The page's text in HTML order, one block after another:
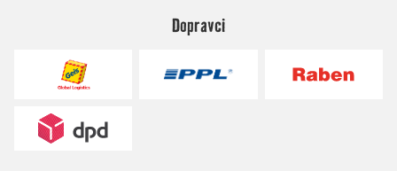
Dopravci